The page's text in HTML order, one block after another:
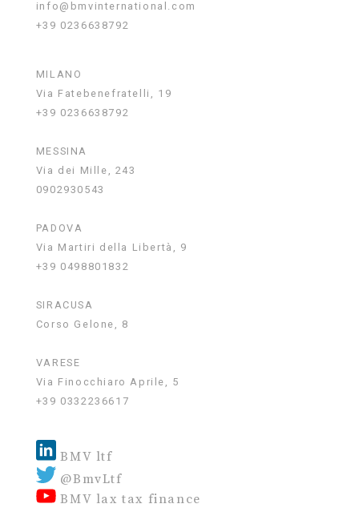
info@bmvinternational.com
+39 0236638792
MILANO
Via Fatebenefratelli, 19
+39 0236638792
MESSINA
Via dei Mille, 243
0902930543
PADOVA
Via Martiri della Libertà, 9
+39 0498801832
SIRACUSA
Corso Gelone, 8
VARESE
Via Finocchiaro Aprile, 5
+39 0332236617
BMV ltf
@BmvLtf
BMV lax tax finance